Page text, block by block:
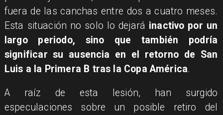
fuera de las canchas entre dos a cuatro meses.
Esta situación no solo lo dejará inactivo por un
largo periodo, sino que también podría
significar su ausencia en el retorno de San
Luis a la Primera B tras la Copa América.
A raíz de esta lesión, han surgido
especulaciones sobre un posible retiro del